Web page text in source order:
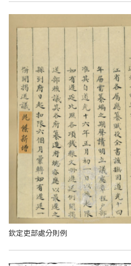
欽定吏部處分則例